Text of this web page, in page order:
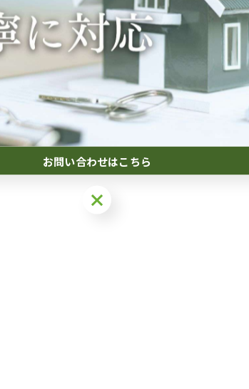
#不動産 #遺言 #相続 #土地
お問い合わせはこちら
お問い合わせはこちら